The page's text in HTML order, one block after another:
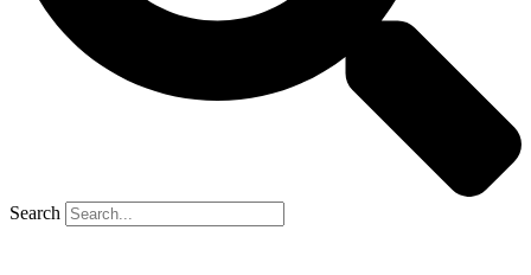
Search